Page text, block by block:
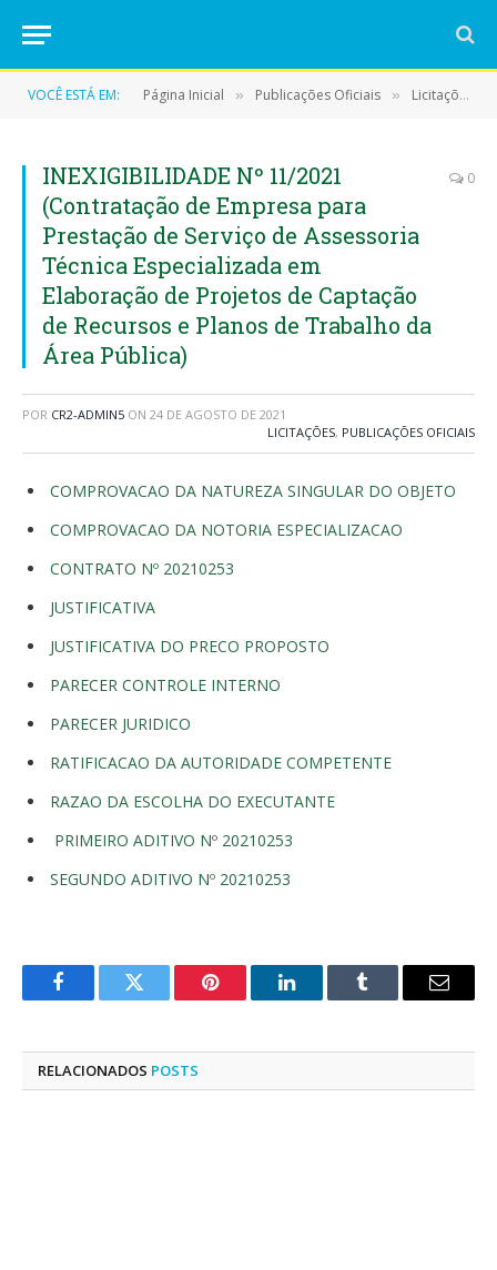
VOCÊ ESTÁ EM: Página Inicial » Publicações Oficiais » Licitações
INEXIGIBILIDADE Nº 11/2021
(Contratação de Empresa para
Prestação de Serviço de Assessoria
Técnica Especializada em
Elaboração de Projetos de Captação
de Recursos e Planos de Trabalho da
Área Pública)
0
POR CR2-ADMIN5 ON 24 DE AGOSTO DE 2021
LICITAÇÕES, PUBLICAÇÕES OFICIAIS
COMPROVACAO DA NATUREZA SINGULAR DO OBJETO
COMPROVACAO DA NOTORIA ESPECIALIZACAO
CONTRATO Nº 20210253
JUSTIFICATIVA
JUSTIFICATIVA DO PRECO PROPOSTO
PARECER CONTROLE INTERNO
PARECER JURIDICO
RATIFICACAO DA AUTORIDADE COMPETENTE
RAZAO DA ESCOLHA DO EXECUTANTE
PRIMEIRO ADITIVO Nº 20210253
SEGUNDO ADITIVO Nº 20210253
FacebookTwitter Pinterest LinkedInTumblr
E-
RELACIONADOS POSTS